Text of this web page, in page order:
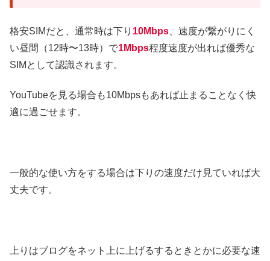
格安SIMだと、通常時は下り 10Mbps 、速度が繋がりにく
い昼間（12時〜13時）で1Mbps程度速度が出れば優秀な
SIMとして認識されます。
YouTubeを見る場合も10Mbpsもあれば止まることなく快
適に過ごせます。
一般的な使い方をする場合は下りの速度だけ見ていれば大
丈夫です。
上りはブログをネット上に上げるするときとかに必要な速